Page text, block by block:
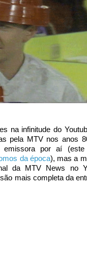
na infinitude do
pela MTV nos anos
emissora por aí
da época), mas a
da MTV News no
mais completa da